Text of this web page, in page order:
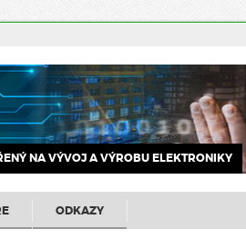
NA VÝVOJ A VÝROBU ELEKTRONIKY
ODKAZY